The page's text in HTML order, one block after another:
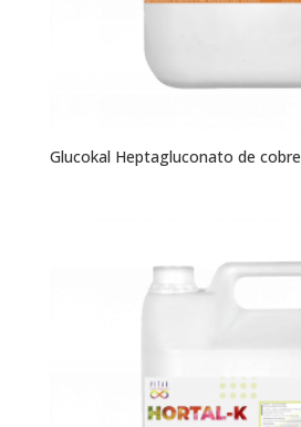
Glucokal Heptagluconato de cobre